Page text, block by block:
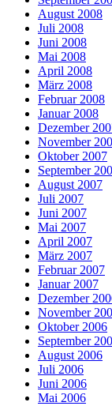
August 2008
Juli 2008
Juni 2008
Mai 2008
April 2008
März 2008
Februar 2008
Januar 2008
Dezember
November
Oktober 2007
September
August 2007
Juli 2007
Juni 2007
Mai 2007
April 2007
März 2007
Februar 2007
Januar 2007
Dezember
November
Oktober 2006
September
August 2006
Juli 2006
Juni 2006
Mai 2006